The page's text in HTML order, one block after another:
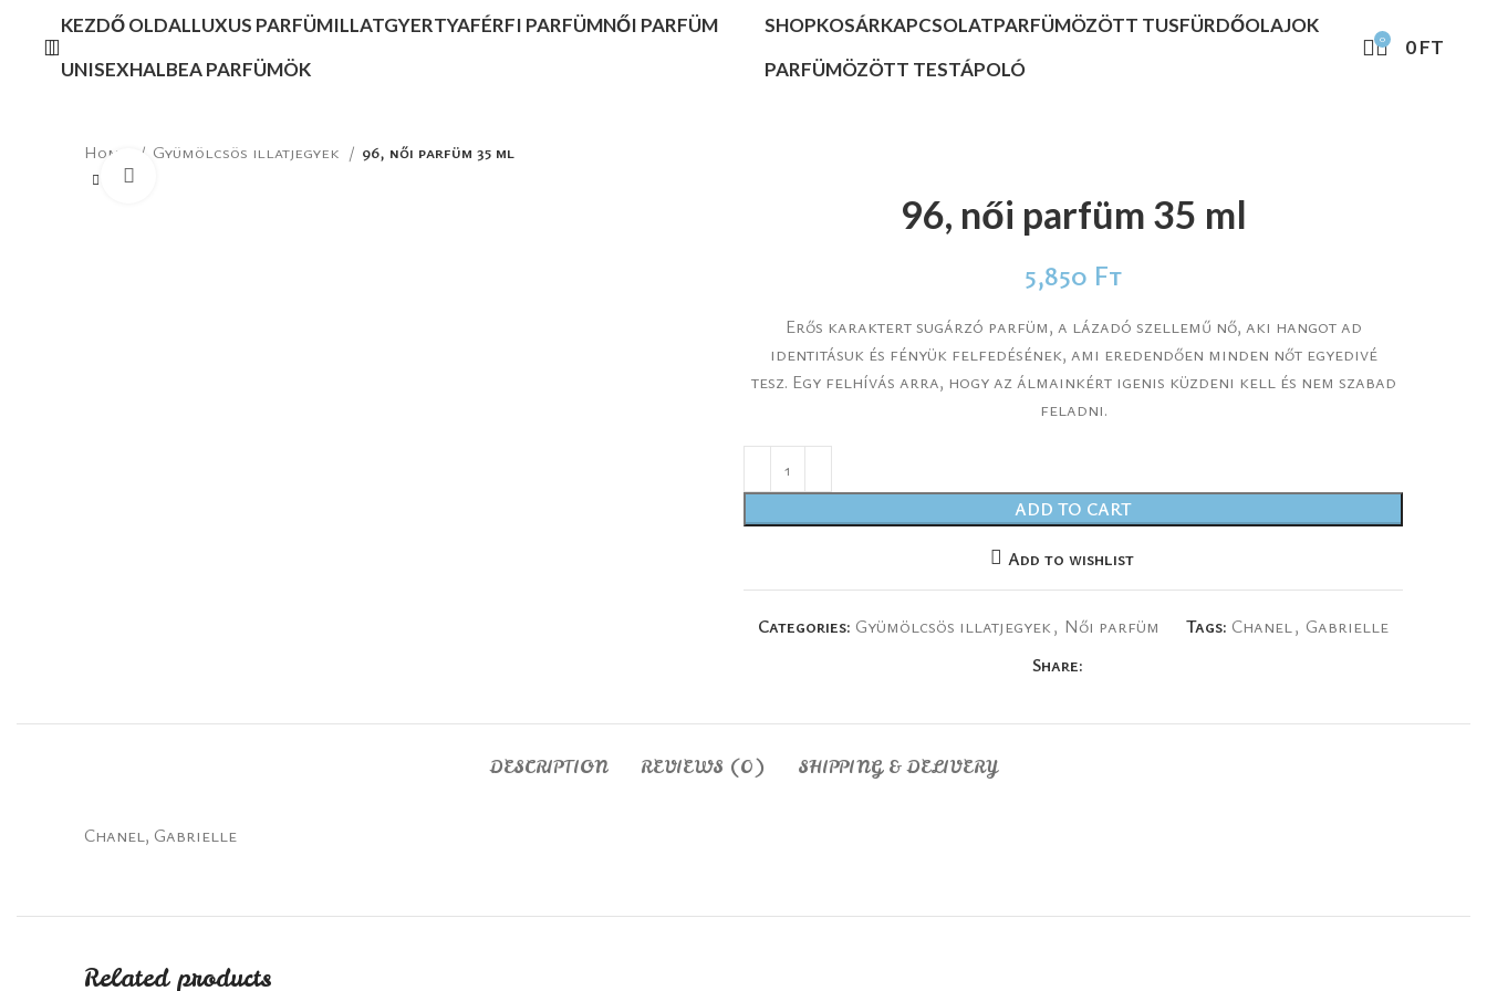
KEZDŐ OLDALLUXUS PARFÜMILLATGYERTYAFÉRFI PARFÜMNŐI PARFÜM
UNISEXHALBEA PARFÜMÖK
SHOPKOSÁRKAPCSOLATPARFÜMÖZÖTT TUSFÜRDŐOLAJOK
PARFÜMÖZÖTT TESTÁPOLÓ
0 0FT
Home Gyümölcsös illatjegyek 96, női parfüm 35 ml
96, női parfüm 35 ml
5,850 Ft
Erős karaktert sugárzó parfüm, a lázadó szellemű nő, aki hangot ad
identitásuk és fényük felfedésének, ami eredendően minden nőt egyedivé
tesz. Egy felhívás arra, hogy az álmainkért igenis küzdeni kell és nem szabad
feladni.
ADD TO CART
Add to wishlist
Categories: Gyümölcsös illatjegyek, Női parfüm Tags: Chanel, Gabrielle
Share:
DESCRIPTION REVIEWS (0) SHIPPING & DELIVERY
Chanel, Gabrielle
Related products